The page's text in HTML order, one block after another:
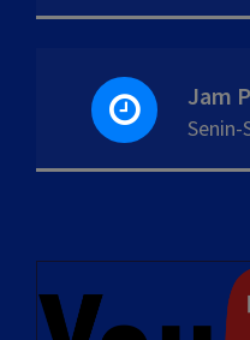
Jam
Senin-